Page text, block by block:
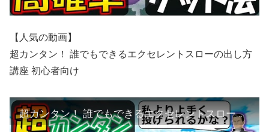
【人気の動画】
超カンタン！ 誰でもできるエクセレントスローの出し方
講座 初心者向け
超カンタン！ 誰でもできるエクセレントスローの出し方講座 初心者向け【ポケモンGO】